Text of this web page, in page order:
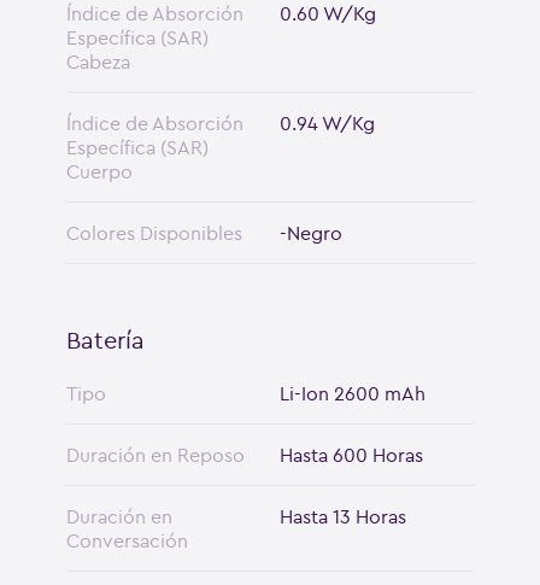
Índice de Absorción
Específica (SAR)
Cabeza
0.60 W/Kg
Índice de Absorción
Específica (SAR)
Cuerpo
0.94 W/Kg
Colores Disponibles -Negro
Batería
Tipo Li-Ion 2600 mAh
Duración en Reposo Hasta 600 Horas
Duración en
Conversación
Hasta 13 Horas